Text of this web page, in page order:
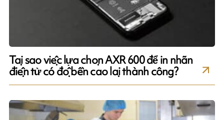
Tại sao việc lựa chọn AXR 600 để in nhãn
điện tử có độ bền cao lại thành công?